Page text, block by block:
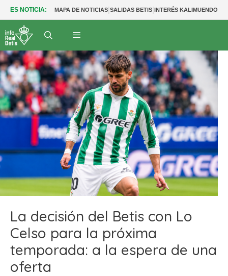
ES NOTICIA: MAPA DE NOTICIAS|SALIDAS BETIS|INTERÉS KALIMUENDO
La decisión del Betis con Lo
Celso para la próxima
temporada: a la espera de una
oferta